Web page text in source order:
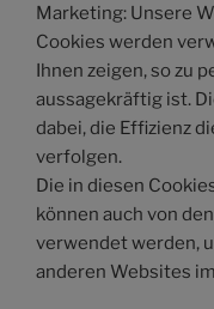
Marketing: Unsere
Cookies werden
Ihnen zeigen, so zu
aussagekräftig ist.
dabei, die Effizienz
verfolgen.
Die in diesen
können auch von
verwendet werden,
anderen Websites